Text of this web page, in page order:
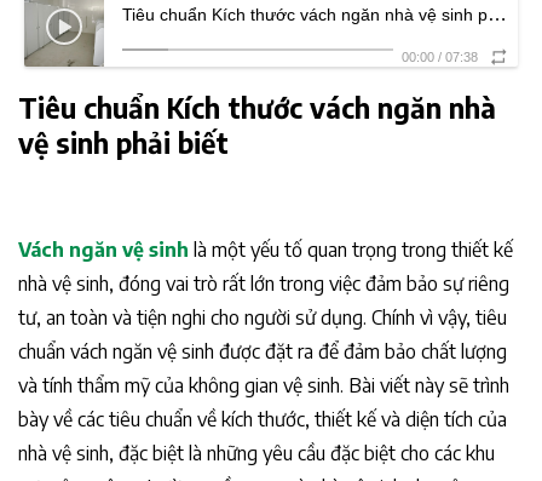
Tiêu chuẩn Kích thước vách ngăn nhà vệ sinh phải biết
00:00 / 07:38
Tiêu chuẩn Kích thước vách ngăn nhà
vệ sinh phải biết
Vách ngăn vệ sinh là một yếu tố quan trọng trong thiết kế
nhà vệ sinh, đóng vai trò rất lớn trong việc đảm bảo sự riêng
tư, an toàn và tiện nghi cho người sử dụng. Chính vì vậy, tiêu
chuẩn vách ngăn vệ sinh được đặt ra để đảm bảo chất lượng
và tính thẩm mỹ của không gian vệ sinh. Bài viết này sẽ trình
bày về các tiêu chuẩn về kích thước, thiết kế và diện tích của
nhà vệ sinh, đặc biệt là những yêu cầu đặc biệt cho các khu